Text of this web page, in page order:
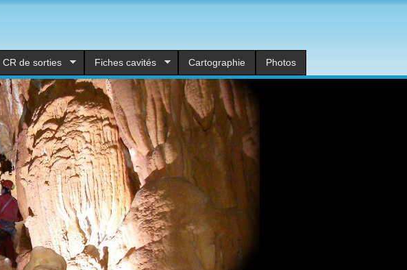
CR de sorties Fiches cavités Cartographie Photos